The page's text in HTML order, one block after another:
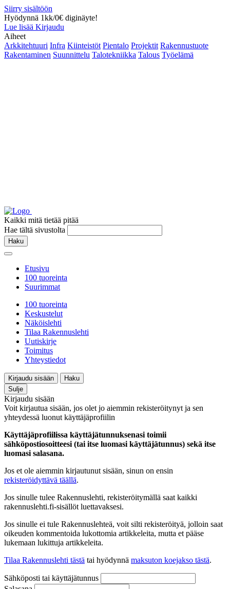
Siirry sisältöön
Hyödynnä 1kk/0€ diginäyte!
Lue lisää Kirjaudu
Aiheet
Arkkitehtuuri Infra Kiinteistöt Pientalo Projektit Rakennustuote
Rakentaminen Suunnittelu Talotekniikka Talous Työelämä
Kaikki mitä tietää pitää
Hae tältä sivustolta
Haku
Etusivu
100 tuoreinta
Suurimmat
100 tuoreinta
Keskustelut
Näköislehti
Tilaa Rakennuslehti
Uutiskirje
Toimitus
Yhteystiedot
Kirjaudu sisään
Haku
Sulje
Kirjaudu sisään
Voit kirjautua sisään, jos olet jo aiemmin rekisteröitynyt ja sen
yhteydessä luonut käyttäjäprofiilin
Käyttäjäprofiilissa käyttäjätunnuksenasi toimii
sähköpostiosoitteesi (tai itse luomasi käyttäjätunnus) sekä itse
luomasi salasana.
Jos et ole aiemmin kirjautunut sisään, sinun on ensin
rekisteröidyttävä täällä.
Jos sinulle tulee Rakennuslehti, rekisteröitymällä saat kaikki
rakennuslehti.fi-sisällöt luettavaksesi.
Jos sinulle ei tule Rakennuslehteä, voit silti rekisteröityä, jolloin saat
oikeuden kommentoida lukottomia artikkeleita, mutta et pääse
lukemaan lukittuja artikkeleita.
Tilaa Rakennuslehti tästä tai hyödynnä maksuton koejakso tästä.
Sähköposti tai käyttäjätunnus